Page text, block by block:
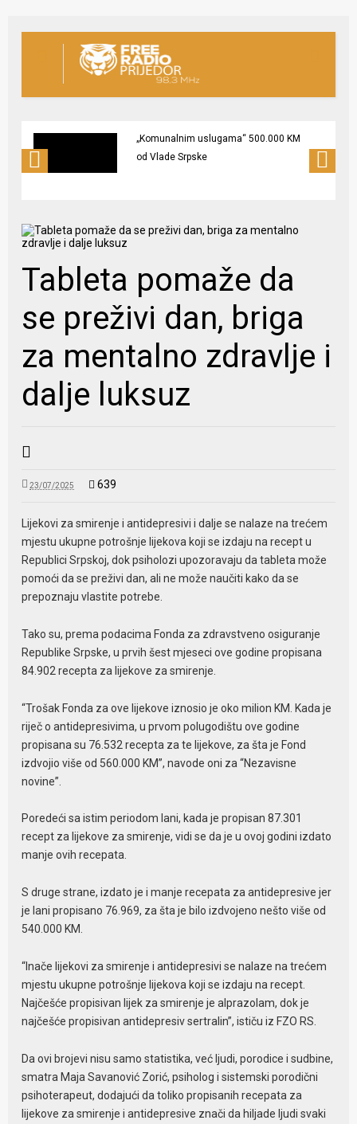
„Komunalnim uslugama“ 500.000 KM
od Vlade Srpske
Tableta pomaže da
se preživi dan, briga
za mentalno zdravlje i
dalje luksuz
23/07/2025 639
Lijekovi za smirenje i antidepresivi i dalje se nalaze na trećem
mjestu ukupne potrošnje lijekova koji se izdaju na recept u
Republici Srpskoj, dok psiholozi upozoravaju da tableta može
pomoći da se preživi dan, ali ne može naučiti kako da se
prepoznaju vlastite potrebe.
Tako su, prema podacima Fonda za zdravstveno osiguranje
Republike Srpske, u prvih šest mjeseci ove godine propisana
84.902 recepta za lijekove za smirenje.
“Trošak Fonda za ove lijekove iznosio je oko milion KM. Kada je
riječ o antidepresivima, u prvom polugodištu ove godine
propisana su 76.532 recepta za te lijekove, za šta je Fond
izdvojio više od 560.000 KM”, navode oni za “Nezavisne
novine”.
Poredeći sa istim periodom lani, kada je propisan 87.301
recept za lijekove za smirenje, vidi se da je u ovoj godini izdato
manje ovih recepata.
S druge strane, izdato je i manje recepata za antidepresive jer
je lani propisano 76.969, za šta je bilo izdvojeno nešto više od
540.000 KM.
“Inače lijekovi za smirenje i antidepresivi se nalaze na trećem
mjestu ukupne potrošnje lijekova koji se izdaju na recept.
Najčešće propisivan lijek za smirenje je alprazolam, dok je
najčešće propisivan antidepresiv sertralin”, ističu iz FZO RS.
Da ovi brojevi nisu samo statistika, već ljudi, porodice i sudbine,
smatra Maja Savanović Zorić, psiholog i sistemski porodični
psihoterapeut, dodajući da toliko propisanih recepata za
lijekove za smirenje i antidepresive znači da hiljade ljudi svaki